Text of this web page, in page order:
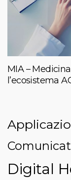
MIA –
l’ecosistema
Digital